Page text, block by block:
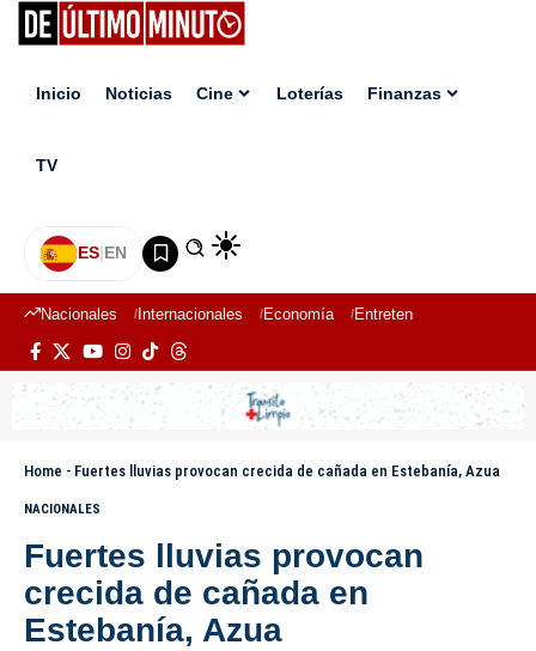
Inicio Noticias Cine Loterías Finanzas
TV
ES|EN
Nacionales Internacionales Economía Entretenimiento
Home - Fuertes lluvias provocan crecida de cañada en Estebanía, Azua
NACIONALES
Fuertes lluvias provocan
crecida de cañada en
Estebanía, Azua